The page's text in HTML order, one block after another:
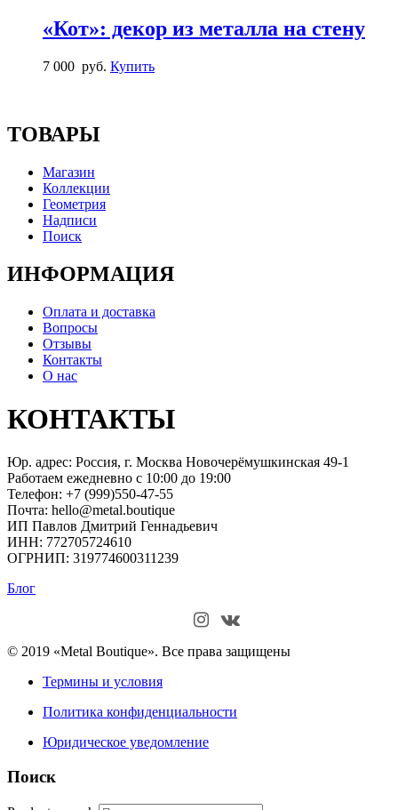
«Кот»: декор из металла на стену
7 000 руб. Купить
ТОВАРЫ
Магазин
Коллекции
Геометрия
Надписи
Поиск
ИНФОРМАЦИЯ
Оплата и доставка
Вопросы
Отзывы
Контакты
О нас
КОНТАКТЫ
Юр. адрес: Россия, г. Москва Новочерёмушкинская 49-1
Работаем ежедневно с 10:00 до 19:00
Телефон: +7 (999)550-47-55
Почта: hello@metal.boutique
ИП Павлов Дмитрий Геннадьевич
ИНН: 772705724610
ОГРНИП: 319774600311239
Блог
© 2019 «Metal Boutique». Все права защищены
Термины и условия
Политика конфиденциальности
Юридическое уведомление
Поиск